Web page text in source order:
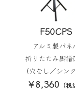
F50CPS
アルミ製パネ
折りたたみ脚譜
（穴なし／シング
￥8,360 （税